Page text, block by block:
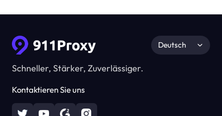
Schneller, Stärker, Zuverlässiger.
Kontaktieren Sie uns
Deutsch